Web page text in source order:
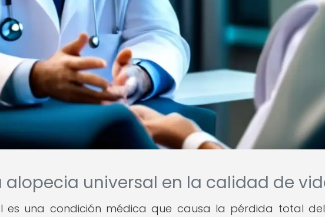
universal en la calidad de
es una condición médica que causa la pérdida total